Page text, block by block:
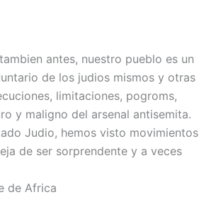
antes, nuestro pueblo es un
de los judios mismos y otras
limitaciones, pogroms,
y maligno del arsenal antisemita.
Judio, hemos visto movimientos
de ser sorprendente y a veces
de Africa